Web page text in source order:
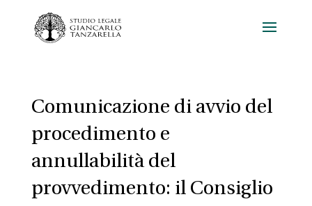
Comunicazione di avvio del
procedimento e
annullabilità del
provvedimento: il Consiglio